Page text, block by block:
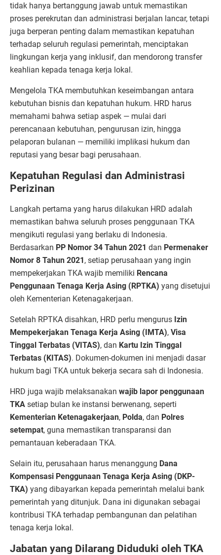
tidak hanya bertanggung jawab untuk memastikan
proses perekrutan dan administrasi berjalan lancar, tetapi
juga berperan penting dalam memastikan kepatuhan
terhadap seluruh regulasi pemerintah, menciptakan
lingkungan kerja yang inklusif, dan mendorong transfer
keahlian kepada tenaga kerja lokal.
Mengelola TKA membutuhkan keseimbangan antara
kebutuhan bisnis dan kepatuhan hukum. HRD harus
memahami bahwa setiap aspek — mulai dari
perencanaan kebutuhan, pengurusan izin, hingga
pelaporan bulanan — memiliki implikasi hukum dan
reputasi yang besar bagi perusahaan.
Kepatuhan Regulasi dan Administrasi
Perizinan
Langkah pertama yang harus dilakukan HRD adalah
memastikan bahwa seluruh proses penggunaan TKA
mengikuti regulasi yang berlaku di Indonesia.
Berdasarkan PP Nomor 34 Tahun 2021 dan Permenaker
Nomor 8 Tahun 2021, setiap perusahaan yang ingin
mempekerjakan TKA wajib memiliki Rencana
Penggunaan Tenaga Kerja Asing (RPTKA) yang disetujui
oleh Kementerian Ketenagakerjaan.
Setelah RPTKA disahkan, HRD perlu mengurus Izin
Mempekerjakan Tenaga Kerja Asing (IMTA), Visa
Tinggal Terbatas (VITAS), dan Kartu Izin Tinggal
Terbatas (KITAS). Dokumen-dokumen ini menjadi dasar
hukum bagi TKA untuk bekerja secara sah di Indonesia.
HRD juga wajib melaksanakan wajib lapor penggunaan
TKA setiap bulan ke instansi berwenang, seperti
Kementerian Ketenagakerjaan, Polda, dan Polres
setempat, guna memastikan transparansi dan
pemantauan keberadaan TKA.
Selain itu, perusahaan harus menanggung Dana
Kompensasi Penggunaan Tenaga Kerja Asing (DKP-
TKA) yang dibayarkan kepada pemerintah melalui bank
pemerintah yang ditunjuk. Dana ini digunakan sebagai
kontribusi TKA terhadap pembangunan dan pelatihan
tenaga kerja lokal.
Jabatan yang Dilarang Diduduki oleh TKA